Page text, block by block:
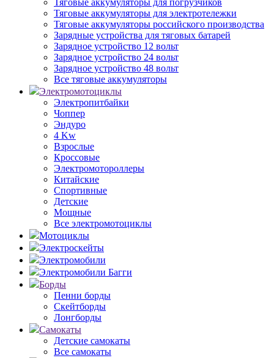
Тяговые аккумуляторы для погрузчиков
Тяговые аккумуляторы для электротележки
Тяговые аккумуляторы российского производства
Зарядные устройства для тяговых батарей
Зарядное устройство 12 вольт
Зарядное устройство 24 вольт
Зарядное устройство 48 вольт
Все тяговые аккумуляторы
Электромотоциклы
Электропитбайки
Чоппер
Эндуро
4 Kw
Взрослые
Кроссовые
Электромотороллеры
Китайские
Спортивные
Детские
Мощные
Все электромотоциклы
Мотоциклы
Электроскейты
Электромобили
Электромобили Багги
Борды
Пенни борды
Скейтборды
Лонгборды
Самокаты
Детские самокаты
Все самокаты